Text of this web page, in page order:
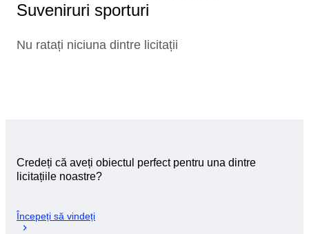
Suveniruri sporturi
Nu ratați niciuna dintre licitații
Credeți că aveți obiectul perfect pentru una dintre
licitațiile noastre?
Începeți să vindeți